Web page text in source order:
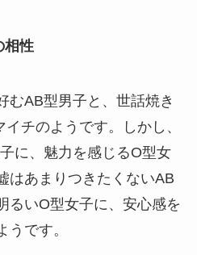
相性
むAB型男子と、世話焼き
チのようです。しかし、
に、魅力を感じるO型女
はあまりつきたくないAB
るいO型女子に、安心感を
です。